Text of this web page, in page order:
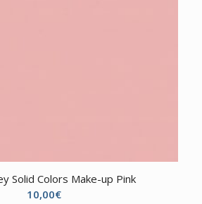
Solid Colors Make-up Pink
10,00€